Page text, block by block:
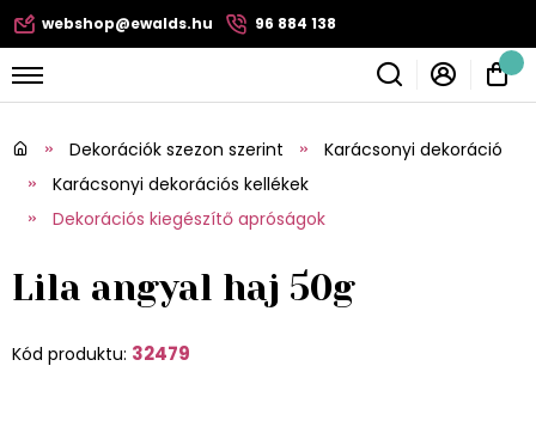
webshop@ewalds.hu 96 884 138
Dekorációk szezon szerint
Karácsonyi dekoráció
Karácsonyi dekorációs kellékek
Dekorációs kiegészítő apróságok
Lila angyal haj 50g
Kód produktu: 32479